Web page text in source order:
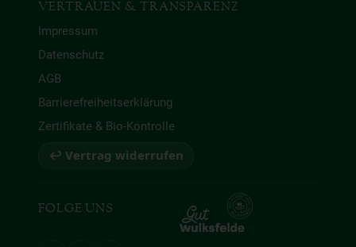
VERTRAUEN & TRANSPARENZ
Impressum
Datenschutz
AGB
Barrierefreiheitserklärung
Zertifikate & Bio-Kontrolle
↩ Vertrag widerrufen
FOLGE UNS